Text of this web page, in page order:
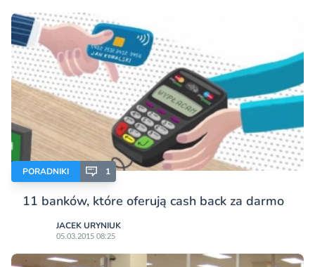
PORADNIKI 1
11 banków, które oferują cash back za darmo
JACEK URYNIUK
05.03.2015 08:25